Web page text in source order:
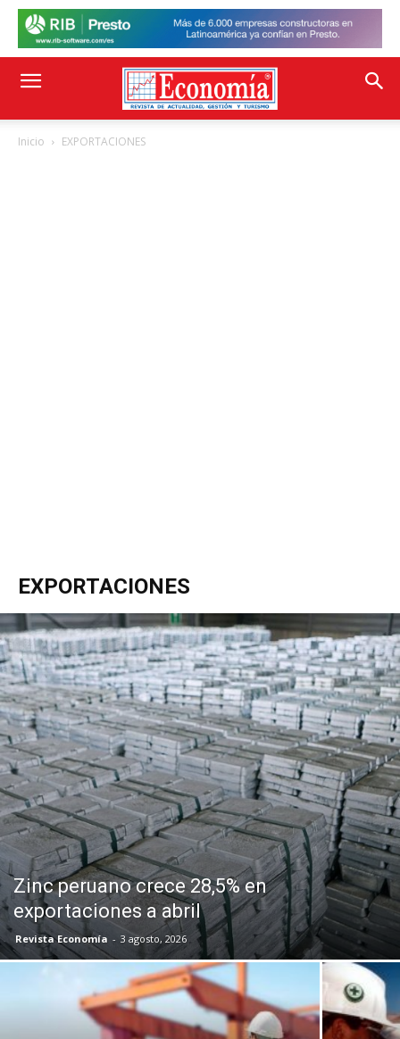
Inicio EXPORTACIONES
EXPORTACIONES
Zinc peruano crece 28,5% en
exportaciones a abril
Revista Economía - 3 agosto, 2026